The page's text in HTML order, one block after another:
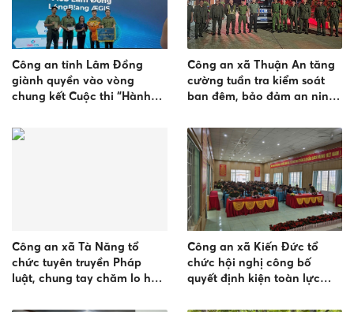
Công an tỉnh Lâm Đồng
giành quyền vào vòng
chung kết Cuộc thi “Hành
mạng”
Công an xã Thuận An tăng
cường tuần tra kiểm soát
ban đêm, bảo đảm an ninh,
Công an xã Tà Năng tổ
chức tuyên truyền Pháp
luật, chung tay chăm lo học
Công an xã Kiến Đức tổ
chức hội nghị công bố
quyết định kiện toàn lực